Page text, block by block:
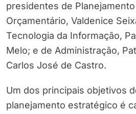
presidentes de
Orçamentário, Valdenice
Tecnologia da Informação,
Melo; e de Administração,
Carlos José de Castro.
Um dos principais objetivos
planejamento estratégico é